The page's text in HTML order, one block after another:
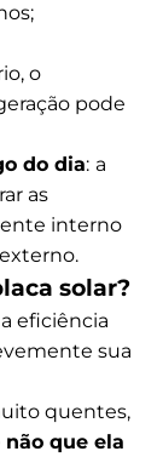
o
pode
do dia: a
as
interno
solar?
eficiência
sua
quentes,
que ela